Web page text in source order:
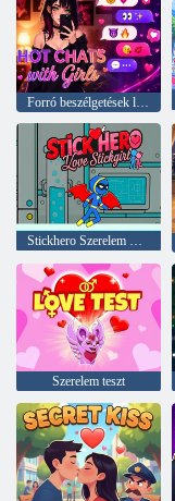
Stickhero Szerelem Stickgirl
Szerelem teszt